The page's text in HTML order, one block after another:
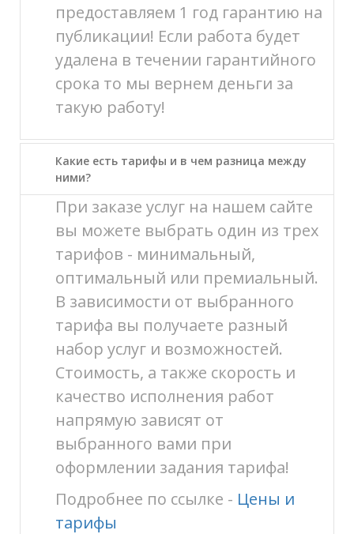
предоставляем 1 год гарантию на
публикации! Если работа будет
удалена в течении гарантийного
срока то мы вернем деньги за
такую работу!
Какие есть тарифы и в чем разница между
ними?
При заказе услуг на нашем сайте
вы можете выбрать один из трех
тарифов - минимальный,
оптимальный или премиальный.
В зависимости от выбранного
тарифа вы получаете разный
набор услуг и возможностей.
Стоимость, а также скорость и
качество исполнения работ
напрямую зависят от
выбранного вами при
оформлении задания тарифа!
Подробнее по ссылке - Цены и
тарифы